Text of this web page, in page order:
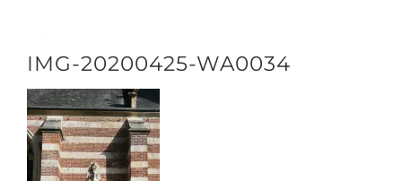
contenuIMG-20200425-WA0034